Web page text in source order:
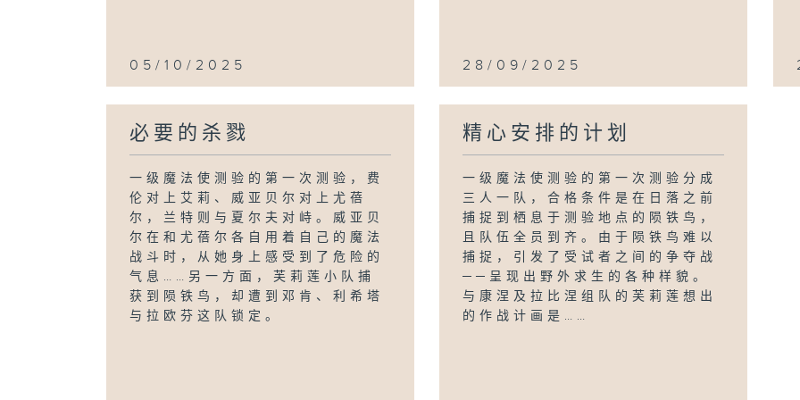
05/10/2025 28/09/2025
必要的杀戮
一级魔法使测验的第一次测验，费
伦对上艾莉、威亚贝尔对上尤蓓
尔，兰特则与夏尔夫对峙。威亚贝
尔在和尤蓓尔各自用着自己的魔法
战斗时，从她身上感受到了危险的
气息……另一方面，芙莉莲小队捕
获到陨铁鸟，却遭到邓肯、利希塔
与拉欧芬这队锁定。
精心安排的计划
一级魔法使测验的第一次测验分成
三人一队，合格条件是在日落之前
捕捉到栖息于测验地点的陨铁鸟，
且队伍全员到齐。由于陨铁鸟难以
捕捉，引发了受试者之间的争夺战
──呈现出野外求生的各种样貌。
与康涅及拉比涅组队的芙莉莲想出
的作战计画是……